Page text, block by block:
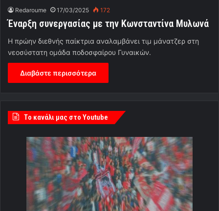
Redaroume 17/03/2025 172
Έναρξη συνεργασίας με την Κωνσταντίνα Μυλωνά
Η πρώην διεθνής παίκτρια αναλαμβάνει τιμ μάνατζερ στη
νεοσύστατη ομάδα ποδοσφαίρου Γυναικών.
Διαβάστε περισσότερα
Tο κανάλι μας στο Youtube